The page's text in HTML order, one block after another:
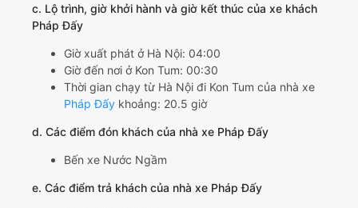
c. Lộ trình, giờ khởi hành và giờ kết thúc của xe khách
Pháp Đấy
Giờ xuất phát ở Hà Nội: 04:00
Giờ đến nơi ở Kon Tum: 00:30
Thời gian chạy từ Hà Nội đi Kon Tum của nhà xe
Pháp Đấy khoảng: 20.5 giờ
d. Các điểm đón khách của nhà xe Pháp Đấy
Bến xe Nước Ngầm
e. Các điểm trả khách của nhà xe Pháp Đấy